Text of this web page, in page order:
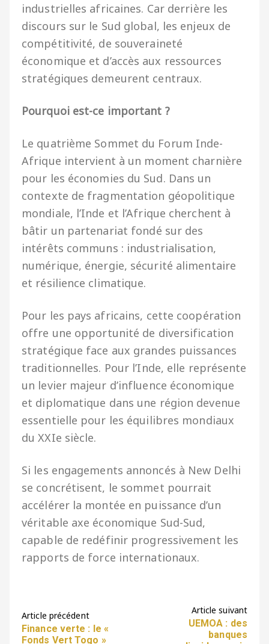
industrielles africaines. Car derrière les
discours sur le Sud global, les enjeux de
compétitivité, de souveraineté
économique et d’accès aux ressources
stratégiques demeurent centraux.
Pourquoi est-ce important ?
Le quatrième Sommet du Forum Inde-
Afrique intervient à un moment charnière
pour les économies du Sud. Dans un
contexte de fragmentation géopolitique
mondiale, l’Inde et l’Afrique cherchent à
bâtir un partenariat fondé sur des
intérêts communs : industrialisation,
numérique, énergie, sécurité alimentaire
et résilience climatique.
Pour les pays africains, cette coopération
offre une opportunité de diversification
stratégique face aux grandes puissances
traditionnelles. Pour l’Inde, elle représente
un levier majeur d’influence économique
et diplomatique dans une région devenue
essentielle pour les équilibres mondiaux
du XXIe siècle.
Si les engagements annoncés à New Delhi
se concrétisent, le sommet pourrait
accélérer la montée en puissance d’un
véritable axe économique Sud-Sud,
capable de redéfinir progressivement les
rapports de force internationaux.
Article précédent
Finance verte : le «
Fonds Vert Togo »
Article suivant
UEMOA : des
banques